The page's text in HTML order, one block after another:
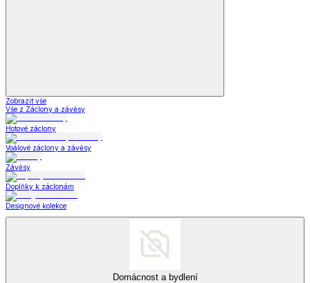
Zobrazit vše
Vše z Záclony a závěsy
Hotové záclony
Voálové záclony a závěsy
Závěsy
Doplňky k záclonám
Designové kolekce
Domácnost a bydlení